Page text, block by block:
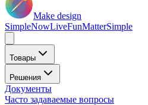
Make design
SimpleNowLiveFunMatterSimple
Товары
Решения
Документы
Часто задаваемые вопросы